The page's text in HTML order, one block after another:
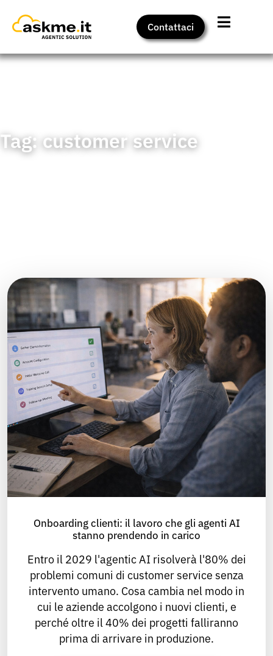
Contattaci
Tag: customer service
Onboarding clienti: il lavoro che gli agenti AI
stanno prendendo in carico
Entro il 2029 l'agentic AI risolverà l'80% dei
problemi comuni di customer service senza
intervento umano. Cosa cambia nel modo in
cui le aziende accolgono i nuovi clienti, e
perché oltre il 40% dei progetti falliranno
prima di arrivare in produzione.